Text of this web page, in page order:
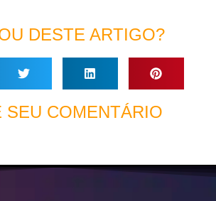
DESTE ARTIGO?
SEU COMENTÁRIO